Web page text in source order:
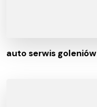
auto serwis goleniów